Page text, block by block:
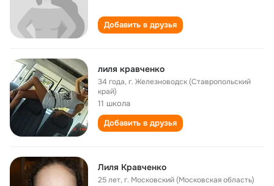
Добавить в друзья
лиля кравченко
34 года,г. Железноводск (Ставропольский
край)
11 школа
Добавить в друзья
Лиля Кравченко
25 лет,г. Московский (Московская область)